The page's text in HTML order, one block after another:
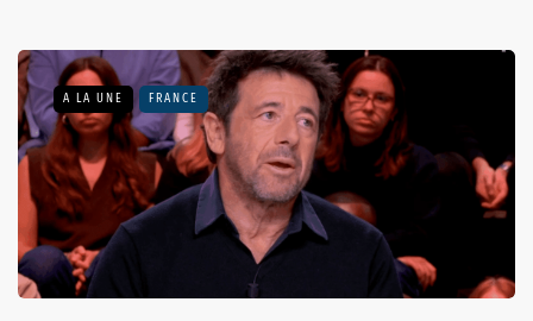
A LA UNE FRANCE